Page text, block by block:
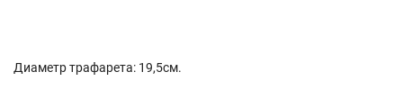
Диаметр трафарета: 19,5см.